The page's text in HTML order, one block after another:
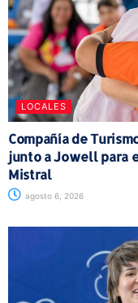
LOCALES
Compañía de
junto a Jowell para
Mistral
agosto 6, 2026